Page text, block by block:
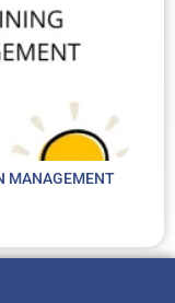
MANAGEMENT